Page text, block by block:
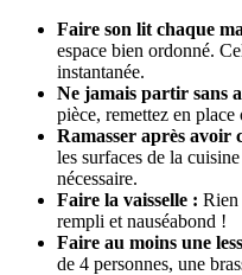
Faire son lit chaque
espace bien ordonné.
instantanée.
Ne jamais partir sans
pièce, remettez en
Ramasser après avoir
les surfaces de la
nécessaire.
Faire la vaisselle : Rien
rempli et nauséabond !
Faire au moins une
de 4 personnes, une